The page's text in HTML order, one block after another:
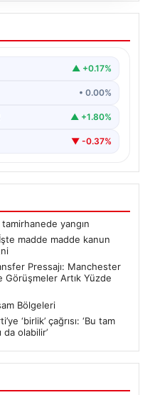
İşte
ve
▲ +0.17%
• 0.00%
▲ +1.80%
▼ -0.37%
tamirhanede yangın
madde madde kanun
Pressajı: Manchester
Görüşmeler Artık Yüzde
Bölgeleri
‘birlik’ çağrısı: ‘Bu tam
olabilir’